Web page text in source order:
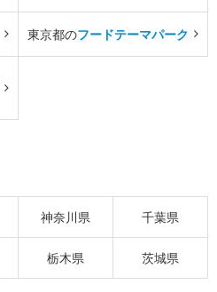
東京都のフードテーマパーク
神奈川県 千葉県
栃木県 茨城県